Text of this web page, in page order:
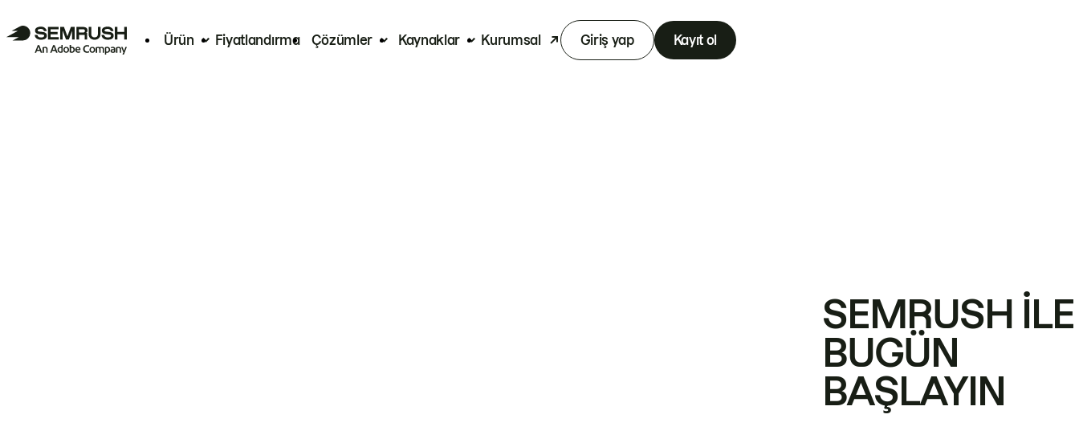
Ürün Fiyatlandırma Çözümler Kaynaklar Kurumsal Giriş yap Kayıt ol
SEMRUSH ILE
BUGÜN
BAŞLAYIN